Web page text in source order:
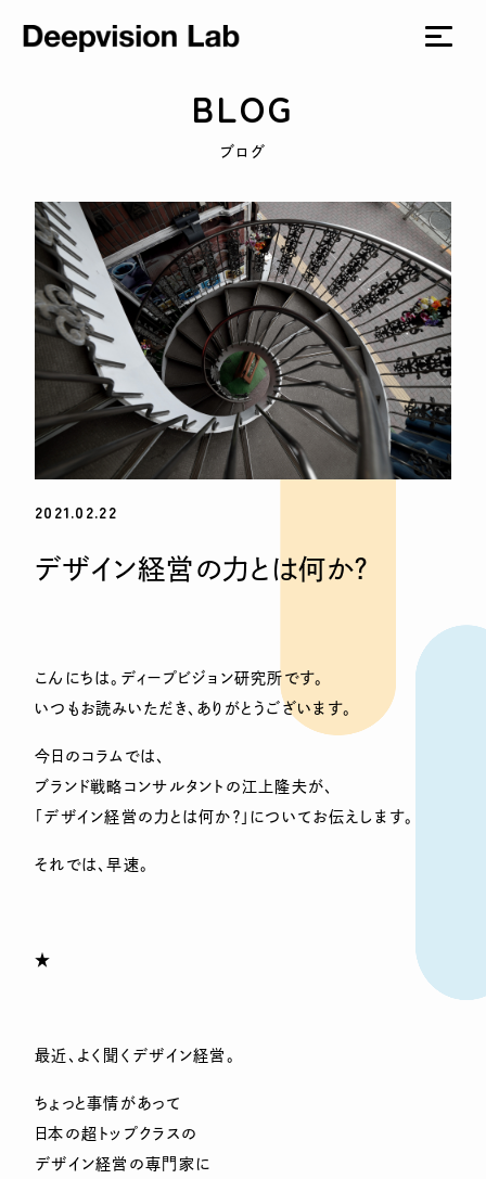
BLOG
ブログ
2021.02.22
デザイン経営の力とは何か？
こんにちは。ディープビジョン研究所です。
いつもお読みいただき、ありがとうございます。
今日のコラムでは、
ブランド戦略コンサルタントの江上隆夫が、
「デザイン経営の力とは何か？」についてお伝えします。
それでは、早速。
★
最近、よく聞くデザイン経営。
ちょっと事情があって
日本の超トップクラスの
デザイン経営の専門家に